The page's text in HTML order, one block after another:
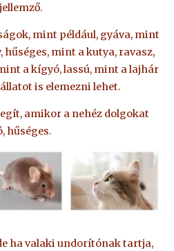
mint például, gyáva, mint
hűséges, mint a kutya, ravasz,
a kígyó, lassú, mint a lajhár
is elemezni lehet.
amikor a nehéz dolgokat
hűséges.
ha valaki undorítónak tartja,